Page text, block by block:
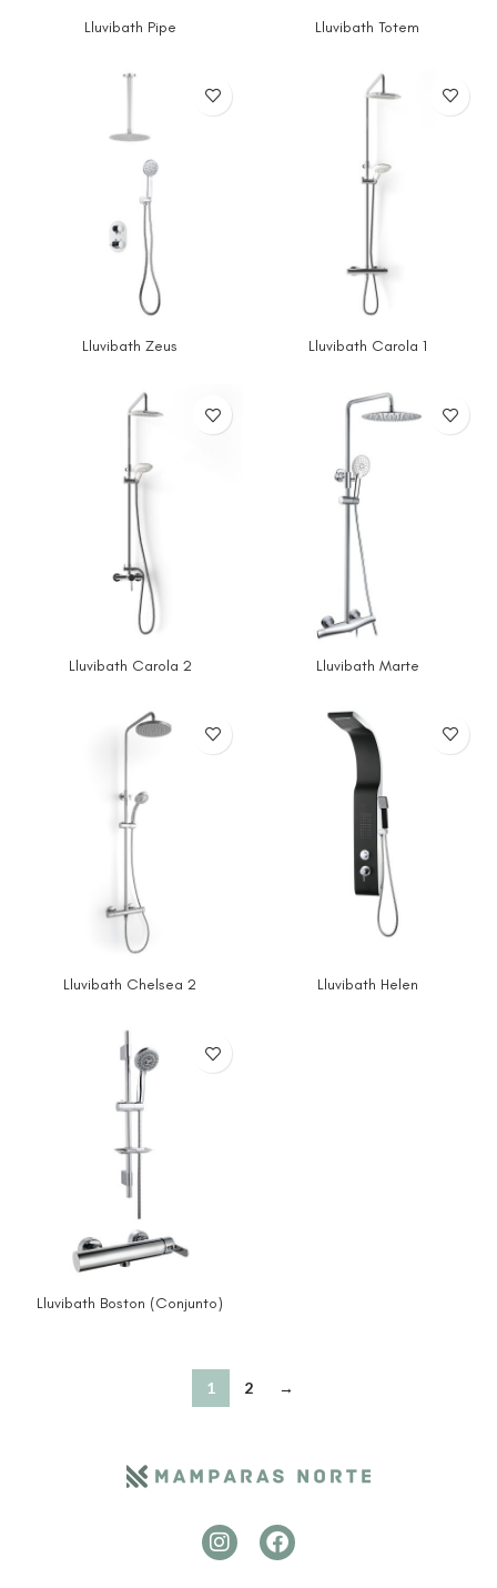
Lluvibath Pipe Lluvibath Totem
Lluvibath Zeus Lluvibath Carola 1
Lluvibath Carola 2 Lluvibath Marte
Lluvibath Chelsea 2 Lluvibath Helen
Lluvibath Boston (Conjunto)
1 2 →